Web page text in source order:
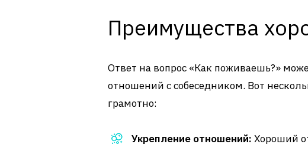
Преимущества
Ответ на вопрос «Как поживаешь?»
отношений с собеседником. Вот
грамотно:
Укрепление отношений: Хороший